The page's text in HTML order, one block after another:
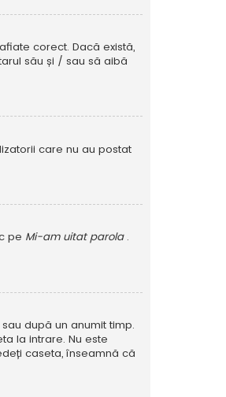
corect. Dacă există,
său și / sau să aibă
care nu au postat
pe Mi-am uitat parola .
după un anumit timp.
la intrare. Nu este
caseta, înseamnă că